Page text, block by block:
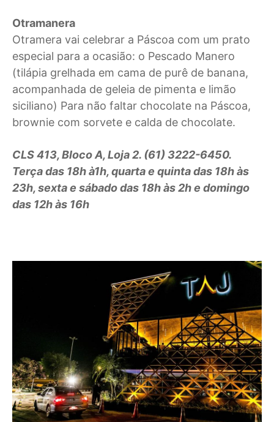
Otramanera
Otramera vai celebrar a Páscoa com um prato
especial para a ocasião: o Pescado Manero
(tilápia grelhada em cama de purê de banana,
acompanhada de geleia de pimenta e limão
siciliano) Para não faltar chocolate na Páscoa,
brownie com sorvete e calda de chocolate.
CLS 413, Bloco A, Loja 2. (61) 3222-6450.
Terça das 18h à1h, quarta e quinta das 18h às
23h, sexta e sábado das 18h às 2h e domingo
das 12h às 16h